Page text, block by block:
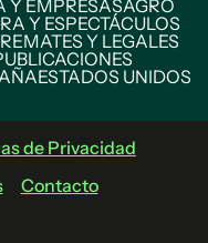
Y EMPRESASAGRO
Y ESPECTÁCULOS
REMATES Y LEGALES
ESTADOS UNIDOS
de Privacidad
Contacto